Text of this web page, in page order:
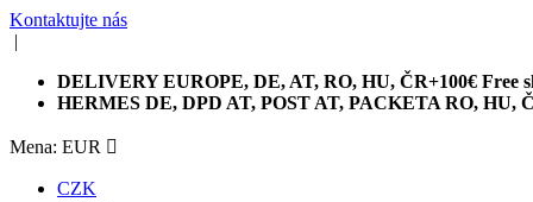
Kontaktujte nás
|
DELIVERY EUROPE, DE, AT, RO, HU, ČR+100€ Free
HERMES DE, DPD AT, POST AT, PACKETA RO, HU,
Mena: EUR 
CZK